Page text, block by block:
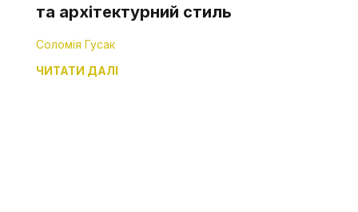
та архітектурний стиль
Соломія Гусак
ЧИТАТИ ДАЛІ